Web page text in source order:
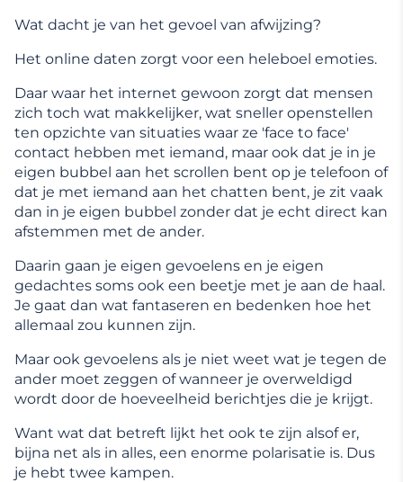
Wat dacht je van het gevoel van afwijzing?
Het online daten zorgt voor een heleboel emoties.
Daar waar het internet gewoon zorgt dat mensen
zich toch wat makkelijker, wat sneller openstellen
ten opzichte van situaties waar ze 'face to face'
contact hebben met iemand, maar ook dat je in je
eigen bubbel aan het scrollen bent op je telefoon of
dat je met iemand aan het chatten bent, je zit vaak
dan in je eigen bubbel zonder dat je echt direct kan
afstemmen met de ander.
Daarin gaan je eigen gevoelens en je eigen
gedachtes soms ook een beetje met je aan de haal.
Je gaat dan wat fantaseren en bedenken hoe het
allemaal zou kunnen zijn.
Maar ook gevoelens als je niet weet wat je tegen de
ander moet zeggen of wanneer je overweldigd
wordt door de hoeveelheid berichtjes die je krijgt.
Want wat dat betreft lijkt het ook te zijn alsof er,
bijna net als in alles, een enorme polarisatie is. Dus
je hebt twee kampen.